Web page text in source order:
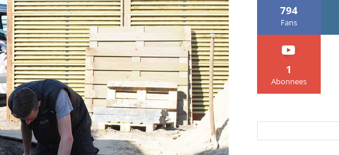
794
Fans
1
Abonnees